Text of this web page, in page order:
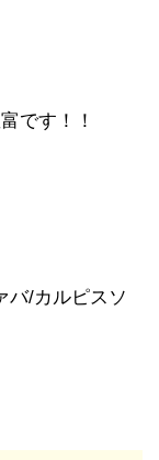
です！！
バ/カルピスソ